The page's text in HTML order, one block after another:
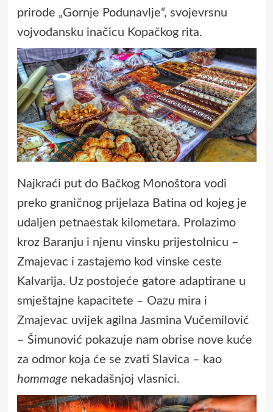
prirode „Gornje Podunavlje“, svojevrsnu
vojvođansku inačicu Kopačkog rita.
Najkraći put do Bačkog Monoštora vodi
preko graničnog prijelaza Batina od kojeg je
udaljen petnaestak kilometara. Prolazimo
kroz Baranju i njenu vinsku prijestolnicu –
Zmajevac i zastajemo kod vinske ceste
Kalvarija. Uz postojeće gatore adaptirane u
smještajne kapacitete – Oazu mira i
Zmajevac uvijek agilna Jasmina Vučemilović
– Šimunović pokazuje nam obrise nove kuće
za odmor koja će se zvati Slavica – kao
hommage nekadašnjoj vlasnici.